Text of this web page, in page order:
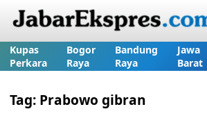
Kupas
Perkara
Bogor
Raya
Bandung
Raya
Jawa
Barat
Tag: Prabowo gibran